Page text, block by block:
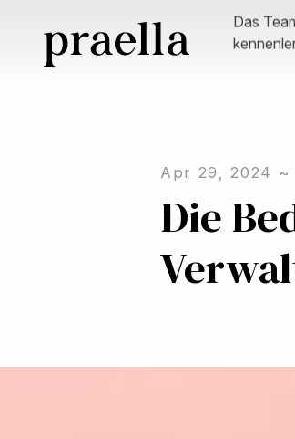
Das
Apr 29, 2024 ~
Die